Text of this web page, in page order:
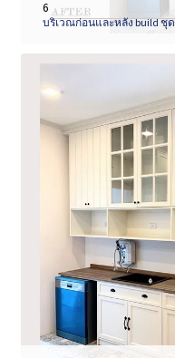
6
บริเวณก่อนและหลัง build ชุ